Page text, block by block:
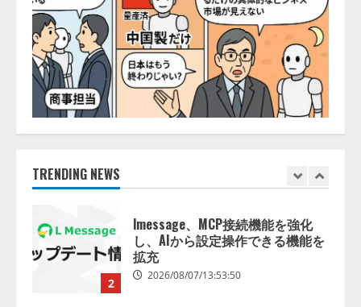
TRENDING NEWS
5
AI駆動開発の推進に向けて
「TinhVan Technologies JSC.」と業
務提携
2026/08/06/14:54:32
1
【開催報告】次世代AIプラットフ
ォーム「TAIZA」および新サービ
2
lmessage、MCP接続機能を強化
し、AIから設定操作できる機能を
拡充
2026/08/07/13:53:50